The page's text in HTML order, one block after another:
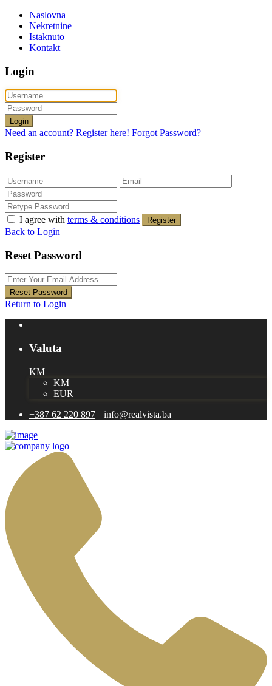
Naslovna
Nekretnine
Istaknuto
Kontakt
Login
Login
Need an account? Register here! Forgot Password?
Register
I agree with terms & conditions Register
Back to Login
Reset Password
Reset Password
Return to Login
Valuta
KM
KM
EUR
+387 62 220 897
info@realvista.ba